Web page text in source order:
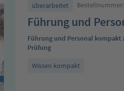
überarbeitet
Führung und
Führung und Personal kompakt
Prüfung
Wissen kompakt